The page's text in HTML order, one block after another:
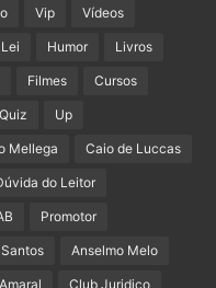
Vip Vídeos
Humor Livros
Filmes Cursos
Quiz Up
Mellega Caio de Luccas
do Leitor
Promotor
Anselmo Melo
Club Juridico